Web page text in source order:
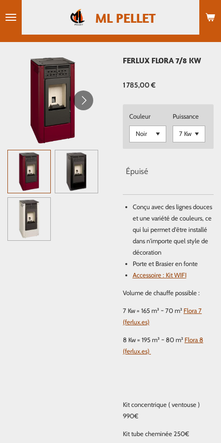
au
contenu
principal
ML PELLET
FERLUX FLORA 7/8 KW
1 785,00 €
Couleur Puissance
Épuisé
Conçu avec des lignes douces
et une variété de couleurs, ce
qui lui permet d'être installé
dans n'importe quel style de
décoration
Porte et Brasier en fonte
Accessoire : Kit WIFI
Volume de chauffe possible :
7 Kw = 165 m³ ~ 70 m² Flora 7
(ferlux.es)
8 Kw = 195 m³ ~ 80 m² Flora 8
(ferlux.es)
Kit concentrique ( ventouse )
990€
Kit tube cheminée 250€